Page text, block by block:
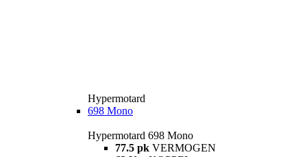
Hypermotard
698 Mono
Hypermotard 698 Mono
77.5 pk VERMOGEN